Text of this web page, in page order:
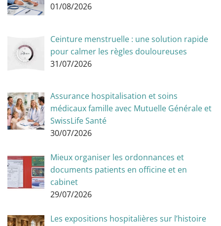
01/08/2026
Ceinture menstruelle : une solution rapide
pour calmer les règles douloureuses
31/07/2026
Assurance hospitalisation et soins
médicaux famille avec Mutuelle Générale et
SwissLife Santé
30/07/2026
Mieux organiser les ordonnances et
documents patients en officine et en
cabinet
29/07/2026
Les expositions hospitalières sur l’histoire